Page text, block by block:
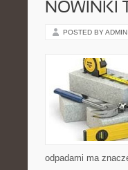
NOWINKI
POSTED BY ADMIN
odpadami ma